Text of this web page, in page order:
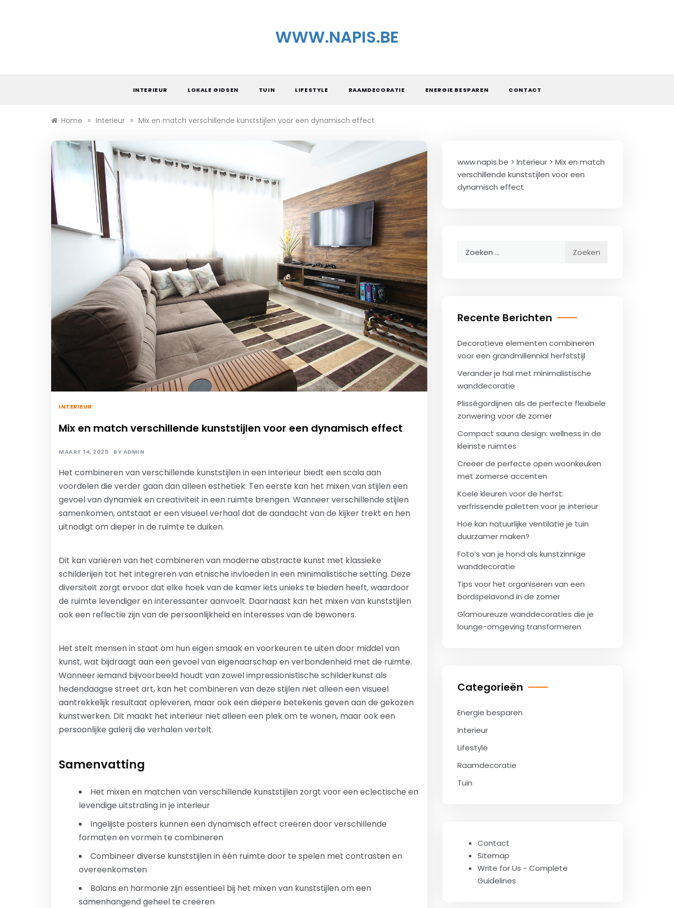
WWW.NAPIS.BE
INTERIEUR LOKALE GIDSEN TUIN LIFESTYLE RAAMDECORATIE ENERGIE BESPAREN CONTACT
Home » Interieur » Mix en match verschillende kunststijlen voor een dynamisch effect
INTERIEUR
Mix en match verschillende kunststijlen voor een dynamisch effect
MAART 14, 2025 BYADMIN
Het combineren van verschillende kunststijlen in een interieur biedt een scala aan
voordelen die verder gaan dan alleen esthetiek. Ten eerste kan het mixen van stijlen een
gevoel van dynamiek en creativiteit in een ruimte brengen. Wanneer verschillende stijlen
samenkomen, ontstaat er een visueel verhaal dat de aandacht van de kijker trekt en hen
uitnodigt om dieper in de ruimte te duiken.
Dit kan variëren van het combineren van moderne abstracte kunst met klassieke
schilderijen tot het integreren van etnische invloeden in een minimalistische setting. Deze
diversiteit zorgt ervoor dat elke hoek van de kamer iets unieks te bieden heeft, waardoor
de ruimte levendiger en interessanter aanvoelt. Daarnaast kan het mixen van kunststijlen
ook een reflectie zijn van de persoonlijkheid en interesses van de bewoners.
Het stelt mensen in staat om hun eigen smaak en voorkeuren te uiten door middel van
kunst, wat bijdraagt aan een gevoel van eigenaarschap en verbondenheid met de ruimte.
Wanneer iemand bijvoorbeeld houdt van zowel impressionistische schilderkunst als
hedendaagse street art, kan het combineren van deze stijlen niet alleen een visueel
aantrekkelijk resultaat opleveren, maar ook een diepere betekenis geven aan de gekozen
kunstwerken. Dit maakt het interieur niet alleen een plek om te wonen, maar ook een
persoonlijke galerij die verhalen vertelt.
Samenvatting
Het mixen en matchen van verschillende kunststijlen zorgt voor een eclectische en
levendige uitstraling in je interieur
Ingelijste posters kunnen een dynamisch effect creëren door verschillende
formaten en vormen te combineren
Combineer diverse kunststijlen in één ruimte door te spelen met contrasten en
overeenkomsten
Balans en harmonie zijn essentieel bij het mixen van kunststijlen om een
samenhangend geheel te creëren
www.napis.be > Interieur > Mix en match
verschillende kunststijlen voor een
dynamisch effect
Recente Berichten
Decoratieve elementen combineren
voor een grandmillennial herfststijl
Verander je hal met minimalistische
wanddecoratie
Plisségordijnen als de perfecte flexibele
zonwering voor de zomer
Compact sauna design: wellness in de
kleinste ruimtes
Creëer de perfecte open woonkeuken
met zomerse accenten
Koele kleuren voor de herfst:
verfrissende paletten voor je interieur
Hoe kan natuurlijke ventilatie je tuin
duurzamer maken?
Foto’s van je hond als kunstzinnige
wanddecoratie
Tips voor het organiseren van een
bordspelavond in de zomer
Glamoureuze wanddecoraties die je
lounge-omgeving transformeren
Categorieën
Energie besparen
Interieur
Lifestyle
Raamdecoratie
Tuin
Contact
Sitemap
Write for Us - Complete
Guidelines